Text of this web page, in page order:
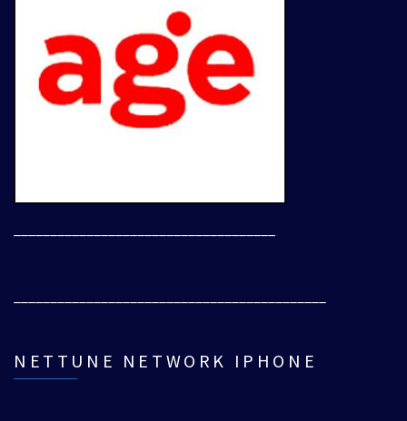
NETTUNE NETWORK IPHONE